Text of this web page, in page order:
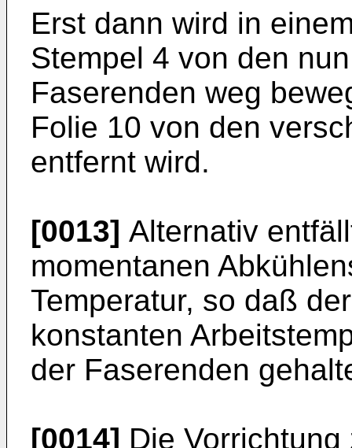
Erst dann wird in
Stempel 4 von den
Faserenden weg
Folie 10 von den
entfernt wird.
[0013] Alternativ
momentanen
Temperatur, so daß
konstanten
der Faserenden
[0014] Die